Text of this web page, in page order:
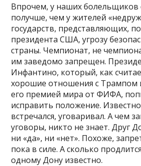
Впрочем, у наших болельщиков
получше, чем у жителей
государств, представляющих,
президента США, угрозу
страны. Чемпионат, не
им заведомо запрещен.
Инфантино, который, как
хорошие отношения с Трампом
его премией мира от ФИФА,
исправить положение.
встречался, уговаривал. А чем
уговоры, никто не знает. Друг
ни «да», ни «нет». Похоже,
пока в силе. А сколько
одному Дону известно.